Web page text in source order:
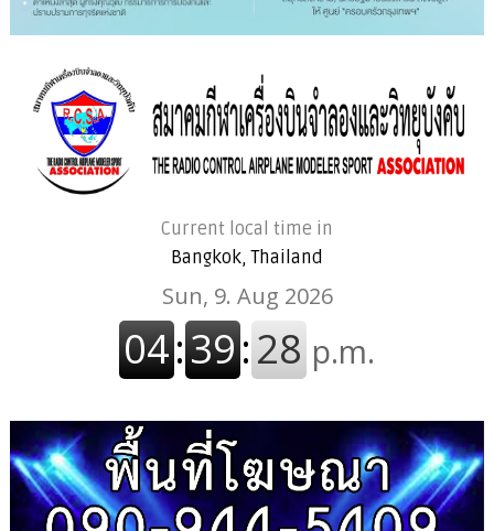
Current local time in
Bangkok, Thailand